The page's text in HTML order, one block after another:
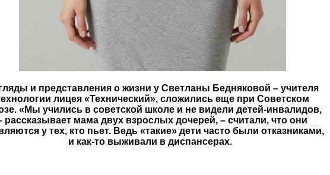
и представления о жизни у Светланы Бедняковой – учителя
лицея «Технический», сложились еще при Советском
«Мы учились в советской школе и не видели детей-инвалидов,
рассказывает мама двух взрослых дочерей, – считали, что они
у тех, кто пьет. Ведь «такие» дети часто были отказниками,
и как-то выживали в диспансерах.